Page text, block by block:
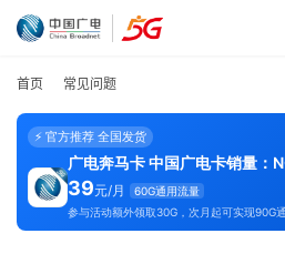
首页 常见问题
⚡ 官方推荐 全国发货
广电奔马卡 中国广电卡销量：
39元/月
60G通用流量
参与活动额外领取30G，次月起可实现90G